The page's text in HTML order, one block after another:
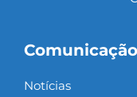
Comunicação
Notícias